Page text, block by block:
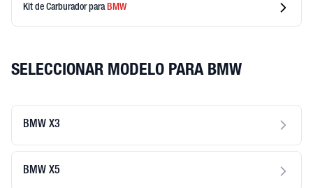
Kit de Carburadorpara BMW
SELECCIONAR MODELO PARA BMW
BMW X3
BMW X5